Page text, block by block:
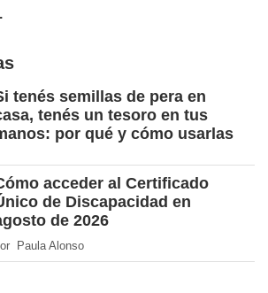
tenés semillas de pera en
tenés un tesoro en tus
por qué y cómo usarlas
acceder al Certificado
de Discapacidad en
de 2026
Paula Alonso